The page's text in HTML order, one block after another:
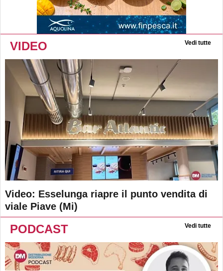
VIDEO Vedi tutte
Video: Esselunga riapre il punto vendita di
viale Piave (Mi)
PODCAST Vedi tutte